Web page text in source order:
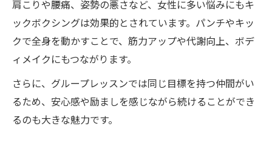
肩こりや腰痛、姿勢の悪さなど、女性に多い悩みにもキ
ックボクシングは効果的とされています。パンチやキッ
クで全身を動かすことで、筋力アップや代謝向上、ボデ
ィメイクにもつながります。
さらに、グループレッスンでは同じ目標を持つ仲間がい
るため、安心感や励ましを感じながら続けることができ
るのも大きな魅力です。